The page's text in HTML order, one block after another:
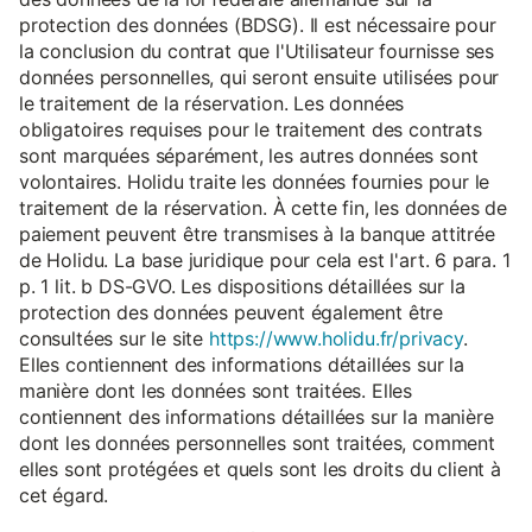
protection des données (BDSG). Il est nécessaire pour
la conclusion du contrat que l'Utilisateur fournisse ses
données personnelles, qui seront ensuite utilisées pour
le traitement de la réservation. Les données
obligatoires requises pour le traitement des contrats
sont marquées séparément, les autres données sont
volontaires. Holidu traite les données fournies pour le
traitement de la réservation. À cette fin, les données de
paiement peuvent être transmises à la banque attitrée
de Holidu. La base juridique pour cela est l'art. 6 para. 1
p. 1 lit. b DS-GVO. Les dispositions détaillées sur la
protection des données peuvent également être
consultées sur le site https://www.holidu.fr/privacy.
Elles contiennent des informations détaillées sur la
manière dont les données sont traitées. Elles
contiennent des informations détaillées sur la manière
dont les données personnelles sont traitées, comment
elles sont protégées et quels sont les droits du client à
cet égard.